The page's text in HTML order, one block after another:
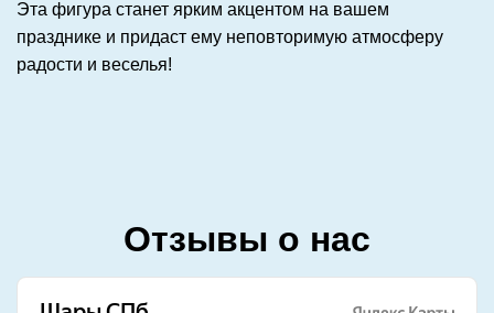
Эта фигура станет ярким акцентом на вашем
празднике и придаст ему неповторимую атмосферу
радости и веселья!
Отзывы о нас